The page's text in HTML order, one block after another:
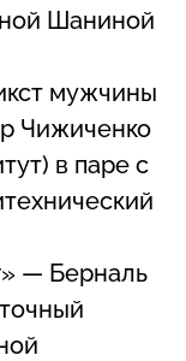
Шаниной
мужчины
Чижиченко
в паре с
— Берналь